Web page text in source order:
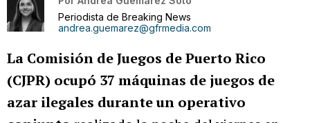
Periodista de Breaking News
andrea.guemarez@gfrmedia.com
La Comisión de Juegos de Puerto Rico
(CJPR) ocupó 37 máquinas de juegos de
azar ilegales durante un operativo